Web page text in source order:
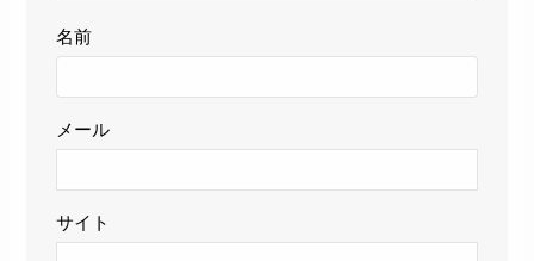
名前
メール
サイト